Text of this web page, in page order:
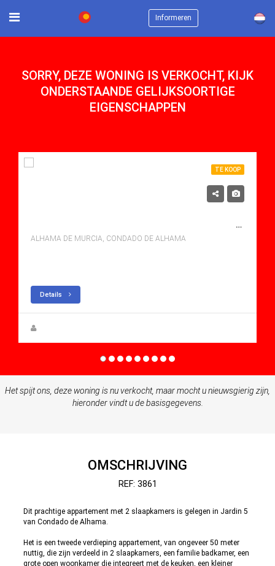
Informeren ×
SORRY, DEZE WONING IS VERKOCHT, KIJK
ONDERSTAANDE GELIJKSOORTIGE
EIGENSCHAPPEN
TE KOOP
TE KOOP APARTMENT IN CONDADO DE ALHAMA, ALHAMA DE MURCIA MET ZWEMBAD
ALHAMA DE MURCIA, CONDADO DE ALHAMA
Details
Het spijt ons, deze woning is nu verkocht, maar mocht u nieuwsgierig zijn,
hieronder vindt u de basisgegevens.
OMSCHRIJVING
REF: 3861
Dit prachtige appartement met 2 slaapkamers is gelegen in Jardin 5
van Condado de Alhama.
Het is een tweede verdieping appartement, van ongeveer 50 meter
nuttig, die zijn verdeeld in 2 slaapkamers, een familie badkamer, een
grote open woonkamer die integreert met de keuken, een kleiner